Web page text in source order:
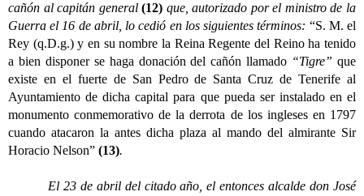
cañón al capitán general(12) que, autorizado por el ministro de la
Guerra el 16 de abril, lo cedió en los siguientes términos: “S. M. el
Rey (q.D.g.) y en su nombre la Reina Regente del Reino ha tenido
a bien disponer se haga donación del cañón llamado “Tigre” que
existe en el fuerte de San Pedro de Santa Cruz de Tenerife al
Ayuntamiento de dicha capital para que pueda ser instalado en el
monumento conmemorativo de la derrota de los ingleses en 1797
cuando atacaron la antes dicha plaza al mando del almirante Sir
Horacio Nelson” (13).
El 23 de abril del citado año, el entonces alcalde don José